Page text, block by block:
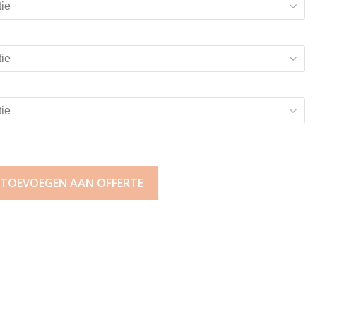
TOEVOEGEN AAN OFFERTE